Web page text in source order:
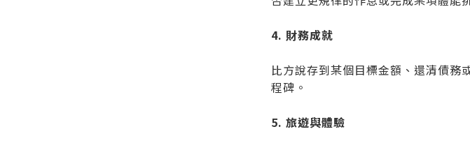
4. 財務成就
比方說存到某個目標金額、還清債務
程碑。
5. 旅遊與體驗